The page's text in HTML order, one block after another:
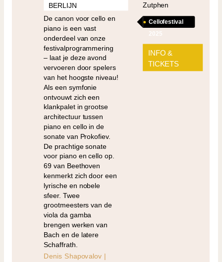
BERLIJN
De canon voor cello en
piano is een vast
onderdeel van onze
festivalprogrammering
– laat je deze avond
vervoeren door spelers
van het hoogste niveau!
Als een symfonie
ontvouwt zich een
klankpalet in grootse
architectuur tussen
piano en cello in de
sonate van Prokofiev.
De prachtige sonate
voor piano en cello op.
69 van Beethoven
kenmerkt zich door een
lyrische en nobele
sfeer. Twee
grootmeesters van de
viola da gamba
brengen werken van
Bach en de latere
Schaffrath.
Denis Shapovalov |
Zutphen
Cellofestival
2025
INFO &
TICKETS